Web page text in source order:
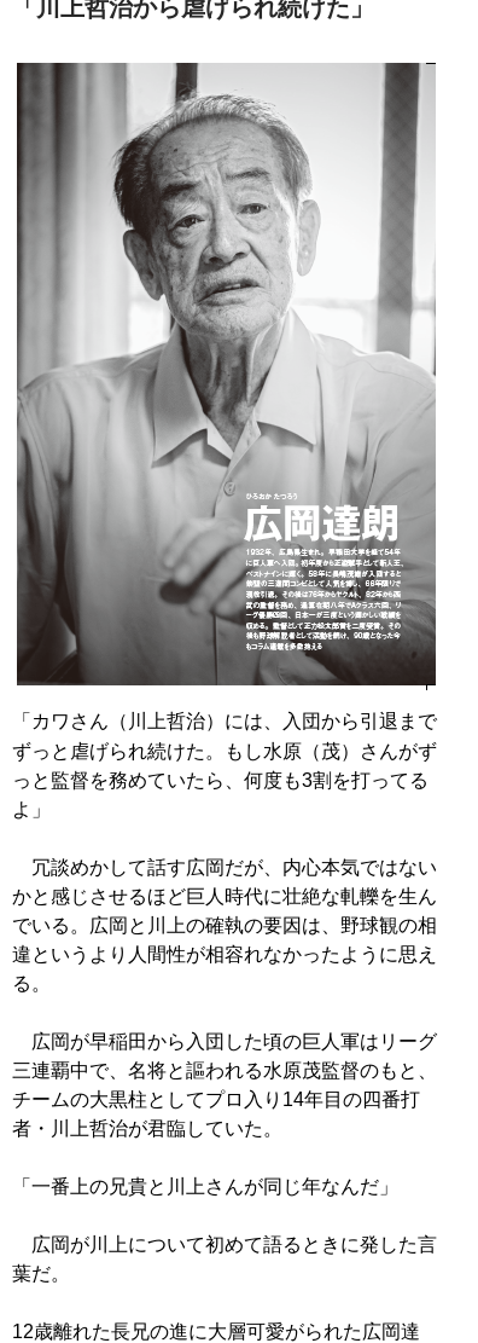
「川上哲治から虐げられ続けた」
「カワさん（川上哲治）には、入団から引退まで
ずっと虐げられ続けた。もし水原（茂）さんがず
っと監督を務めていたら、何度も3割を打ってる
よ」
冗談めかして話す広岡だが、内心本気ではない
かと感じさせるほど巨人時代に壮絶な軋轢を生ん
でいる。広岡と川上の確執の要因は、野球観の相
違というより人間性が相容れなかったように思え
る。
広岡が早稲田から入団した頃の巨人軍はリーグ
三連覇中で、名将と謳われる水原茂監督のもと、
チームの大黒柱としてプロ入り14年目の四番打
者・川上哲治が君臨していた。
「一番上の兄貴と川上さんが同じ年なんだ」
広岡が川上について初めて語るときに発した言
葉だ。
12歳離れた長兄の進に大層可愛がられた広岡達